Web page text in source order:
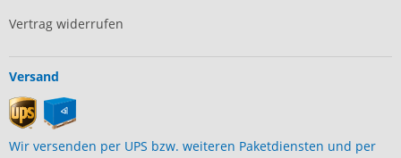
Vertrag widerrufen
Versand
Wir versenden per UPS bzw. weiteren Paketdiensten und per